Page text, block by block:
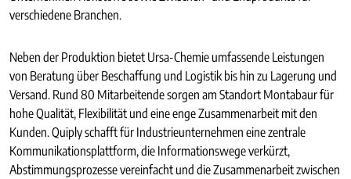
verschiedene Branchen.
Neben der Produktion bietet Ursa-Chemie umfassende Leistungen
von Beratung über Beschaffung und Logistik bis hin zu Lagerung und
Versand. Rund 80 Mitarbeitende sorgen am Standort Montabaur für
hohe Qualität, Flexibilität und eine enge Zusammenarbeit mit den
Kunden. Quiply schafft für Industrieunternehmen eine zentrale
Kommunikationsplattform, die Informationswege verkürzt,
Abstimmungsprozesse vereinfacht und die Zusammenarbeit zwischen